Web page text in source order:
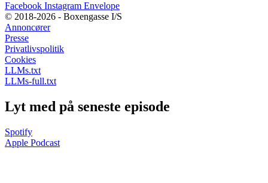
Facebook Instagram Envelope
© 2018-2026 - Boxengasse I/S
Annoncører
Presse
Privatlivspolitik
Cookies
LLMs.txt
LLMs-full.txt
Lyt med på seneste episode
Spotify
Apple Podcast